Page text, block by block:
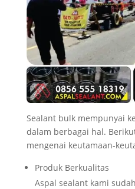
Sealant bulk mempunyai
dalam berbagai hal.
mengenai keutamaan-
Produk Berkualitas
Aspal sealant kami